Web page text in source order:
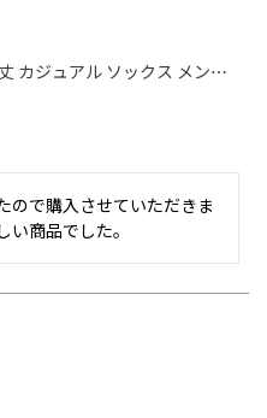
カジュアル ソックス メンズ
ので購入させていただきま
商品でした。